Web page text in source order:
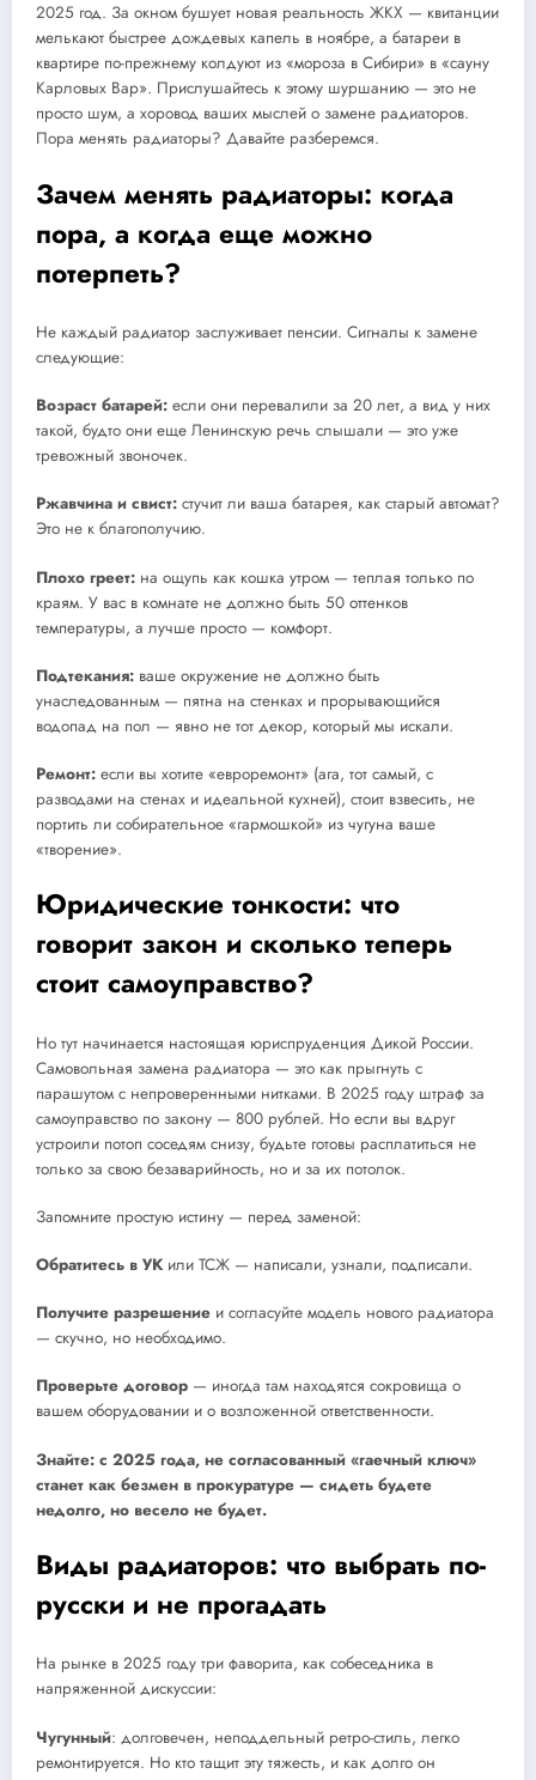
2025 год. За окном бушует новая реальность ЖКХ — квитанции
мелькают быстрее дождевых капель в ноябре, а батареи в
квартире по-прежнему колдуют из «мороза в Сибири» в «сауну
Карловых Вар». Прислушайтесь к этому шуршанию — это не
просто шум, а хоровод ваших мыслей о замене радиаторов.
Пора менять радиаторы? Давайте разберемся.
Зачем менять радиаторы: когда
пора, а когда еще можно
потерпеть?
Не каждый радиатор заслуживает пенсии. Сигналы к замене
следующие:
Возраст батарей: если они перевалили за 20 лет, а вид у них
такой, будто они еще Ленинскую речь слышали — это уже
тревожный звоночек.
Ржавчина и свист: стучит ли ваша батарея, как старый автомат?
Это не к благополучию.
Плохо греет: на ощупь как кошка утром — теплая только по
краям. У вас в комнате не должно быть 50 оттенков
температуры, а лучше просто — комфорт.
Подтекания: ваше окружение не должно быть
унаследованным — пятна на стенках и прорывающийся
водопад на пол — явно не тот декор, который мы искали.
Ремонт: если вы хотите «евроремонт» (ага, тот самый, с
разводами на стенах и идеальной кухней), стоит взвесить, не
портить ли собирательное «гармошкой» из чугуна ваше
«творение».
Юридические тонкости: что
говорит закон и сколько теперь
стоит самоуправство?
Но тут начинается настоящая юриспруденция Дикой России.
Самовольная замена радиатора — это как прыгнуть с
парашутом с непроверенными нитками. В 2025 году штраф за
самоуправство по закону — 800 рублей. Но если вы вдруг
устроили потоп соседям снизу, будьте готовы расплатиться не
только за свою безаварийность, но и за их потолок.
Запомните простую истину — перед заменой:
Обратитесь в УК или ТСЖ — написали, узнали, подписали.
Получите разрешение и согласуйте модель нового радиатора
— скучно, но необходимо.
Проверьте договор — иногда там находятся сокровища о
вашем оборудовании и о возложенной ответственности.
Знайте: с 2025 года, не согласованный «гаечный ключ»
станет как безмен в прокуратуре — сидеть будете
недолго, но весело не будет.
Виды радиаторов: что выбрать по-
русски и не прогадать
На рынке в 2025 году три фаворита, как собеседника в
напряженной дискуссии:
Чугунный: долговечен, неподдельный ретро-стиль, легко
ремонтируется. Но кто тащит эту тяжесть, и как долго он